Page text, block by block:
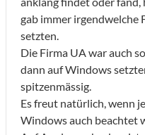
gab immer irgendwelche
setzten.
Die Firma UA war auch
dann auf Windows
spitzenmässig.
Es freut natürlich, wenn
Windows auch beachtet